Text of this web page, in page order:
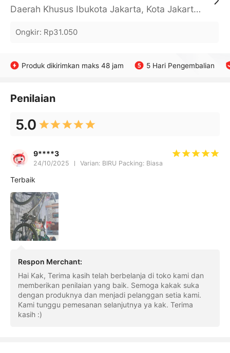
Daerah Khusus Ibukota Jakarta, Kota Jakarta Barat, Cengkareng, yy
Ongkir: Rp31.050
Produk dikirimkan maks 48 jam 5 Hari Pengembalian
Penilaian
5.0
9****3
24/10/2025 Varian: BIRU Packing: Biasa
Terbaik
Respon Merchant:
Hai Kak, Terima kasih telah berbelanja di toko kami dan
memberikan penilaian yang baik. Semoga kakak suka
dengan produknya dan menjadi pelanggan setia kami.
Kami tunggu pemesanan selanjutnya ya kak. Terima
kasih :)